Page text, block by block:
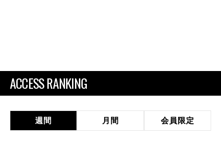
ACCESS RANKING
週間 月間 会員限定